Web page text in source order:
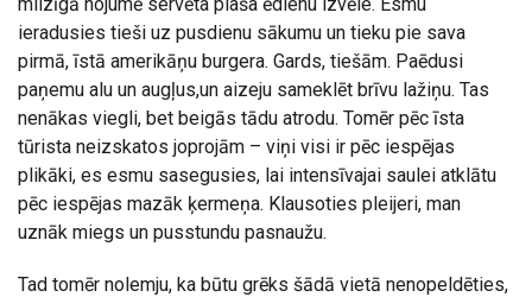
ieradusies tieši uz pusdienu sākumu un tieku pie sava
pirmā, īstā amerikāņu burgera. Gards, tiešām. Paēdusi
paņemu alu un augļus,un aizeju sameklēt brīvu lažiņu. Tas
nenākas viegli, bet beigās tādu atrodu. Tomēr pēc īsta
tūrista neizskatos joprojām – viņi visi ir pēc iespējas
plikāki, es esmu sasegusies, lai intensīvajai saulei atklātu
pēc iespējas mazāk ķermeņa. Klausoties pleijeri, man
uznāk miegs un pusstundu pasnaužu.
Tad tomēr nolemju, ka būtu grēks šādā vietā nenopeldēties,